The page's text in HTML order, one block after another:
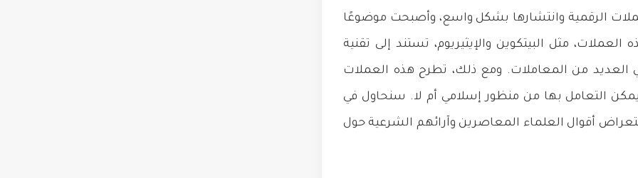
الرقمية وانتشارها بشكل واسع، وأصبحت موضوعًا
مثل البيتكوين والإيثيريوم، تستند إلى تقنية
في العديد من المعاملات. ومع ذلك، تطرح هذه العملات
التعامل بها من منظور إسلامي أم لا. سنحاول في
أقوال العلماء المعاصرين وآرائهم الشرعية حول